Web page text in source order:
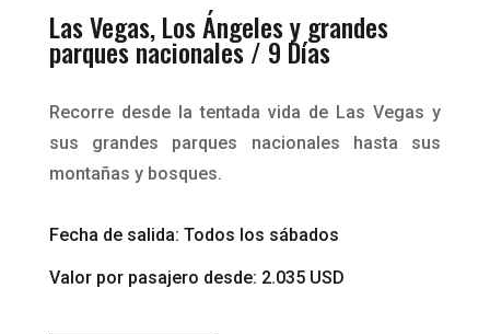
Las Vegas, Los Ángeles y grandes
parques nacionales / 9 Días
Recorre desde la tentada vida de Las Vegas y
sus grandes parques nacionales hasta sus
montañas y bosques.
Fecha de salida: Todos los sábados
Valor por pasajero desde: 2.035 USD